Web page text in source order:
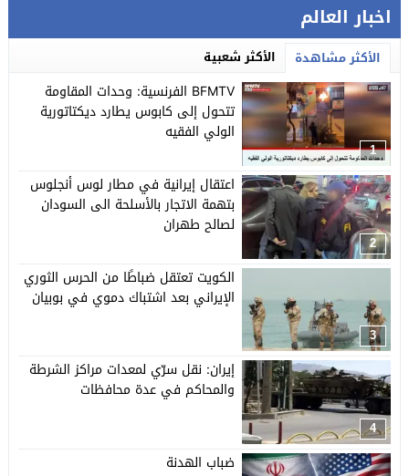
اخبار العالم
الأكثر مشاهدة الأكثر شعبية
1
BFMTV الفرنسية: وحدات المقاومة
تتحول إلى كابوس يطارد ديكتاتورية
الولي الفقيه
2
اعتقال إيرانية في مطار لوس أنجلوس
بتهمة الاتجار بالأسلحة الى السودان
لصالح طهران
3
الكويت تعتقل ضباطًا من الحرس الثوري
الإيراني بعد اشتباك دموي في بوبيان
4
إيران: نقل سرّي لمعدات مراكز الشرطة
والمحاكم في عدة محافظات
ضباب الهدنة